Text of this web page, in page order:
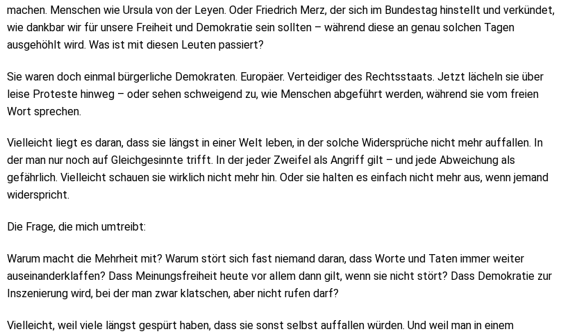
machen. Menschen wie Ursula von der Leyen. Oder Friedrich Merz, der sich im Bundestag hinstellt und verkündet,
wie dankbar wir für unsere Freiheit und Demokratie sein sollten – während diese an genau solchen Tagen
ausgehöhlt wird. Was ist mit diesen Leuten passiert?
Sie waren doch einmal bürgerliche Demokraten. Europäer. Verteidiger des Rechtsstaats. Jetzt lächeln sie über
leise Proteste hinweg – oder sehen schweigend zu, wie Menschen abgeführt werden, während sie vom freien
Wort sprechen.
Vielleicht liegt es daran, dass sie längst in einer Welt leben, in der solche Widersprüche nicht mehr auffallen. In
der man nur noch auf Gleichgesinnte trifft. In der jeder Zweifel als Angriff gilt – und jede Abweichung als
gefährlich. Vielleicht schauen sie wirklich nicht mehr hin. Oder sie halten es einfach nicht mehr aus, wenn jemand
widerspricht.
Die Frage, die mich umtreibt:
Warum macht die Mehrheit mit? Warum stört sich fast niemand daran, dass Worte und Taten immer weiter
auseinanderklaffen? Dass Meinungsfreiheit heute vor allem dann gilt, wenn sie nicht stört? Dass Demokratie zur
Inszenierung wird, bei der man zwar klatschen, aber nicht rufen darf?
Vielleicht, weil viele längst gespürt haben, dass sie sonst selbst auffallen würden. Und weil man in einem